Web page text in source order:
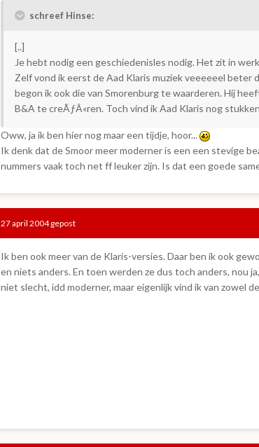
schreef Hinse:
[..]
Je hebt nodig een geschiedenisles nodig. Het zit in
Zelf vond ik eerst de Aad Klaris muziek veeeeeel beter
begon ik ook die van Smorenburg te waarderen. Hij
B&A te creÃƒÂ«ren. Toch vind ik Aad Klaris nog
Oww, ja ik ben hier nog maar een tijdje, hoor...
Ik denk dat de Smoor meer moderner is een een stevige
nummers vaak toch net ff leuker zijn. Is dat een goede
27 april 2004gepost
Ik ben ook meer van de Klaris-versies. Daar ben ik ook
en niets anders. En toen werden ze dus toch anders, nou
niet slecht, idd moderner, maar eigenlijk vind ik van zowel